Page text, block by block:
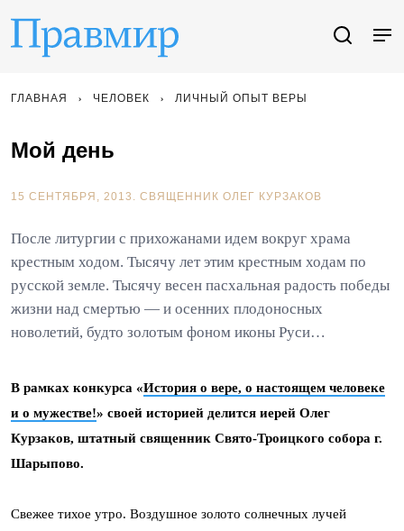
ГЛАВНАЯ ЧЕЛОВЕК ЛИЧНЫЙ ОПЫТ ВЕРЫ
Мой день
15 СЕНТЯБРЯ, 2013. СВЯЩЕННИК ОЛЕГ КУРЗАКОВ
После литургии с прихожанами идем вокруг храма
крестным ходом. Тысячу лет этим крестным ходам по
русской земле. Тысячу весен пасхальная радость победы
жизни над смертью — и осенних плодоносных
новолетий, будто золотым фоном иконы Руси…
В рамках конкурса «История о вере, о настоящем человеке
и о мужестве!» своей историей делится иерей Олег
Курзаков, штатный священник Свято-Троицкого собора г.
Шарыпово.
Свежее тихое утро. Воздушное золото солнечных лучей